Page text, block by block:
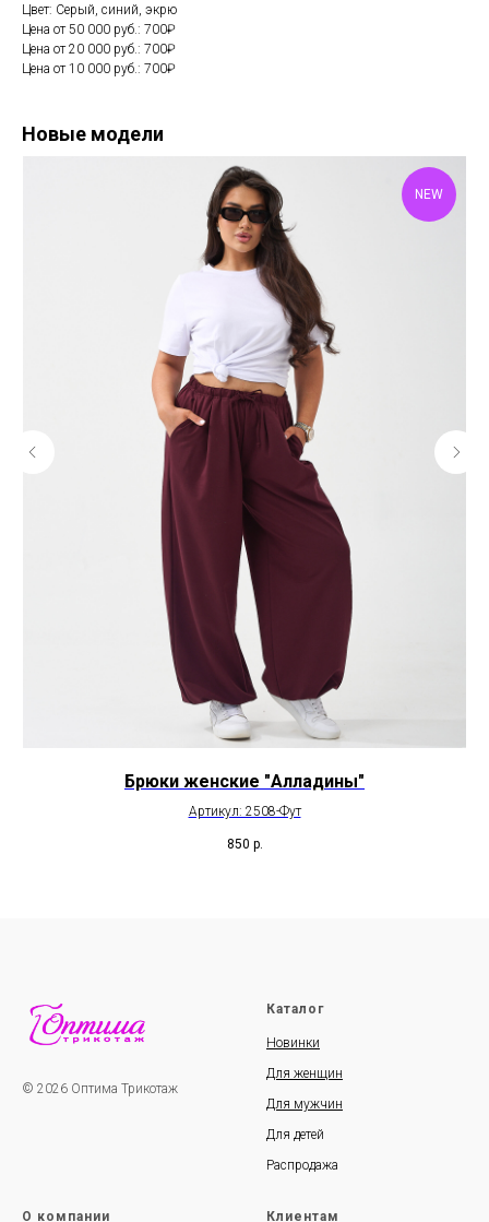
Цвет: Серый, синий, экрю
Цена от 50 000 руб.: 700₽
Цена от 20 000 руб.: 700₽
Цена от 10 000 руб.: 700₽
Новые модели
NEW
Брюки женские "Алладины"
Артикул: 2508-Фут
850 р.
© 2026 Оптима Трикотаж
Каталог
Новинки
Для женщин
Для мужчин
Для детей
Распродажа
О компании Клиентам